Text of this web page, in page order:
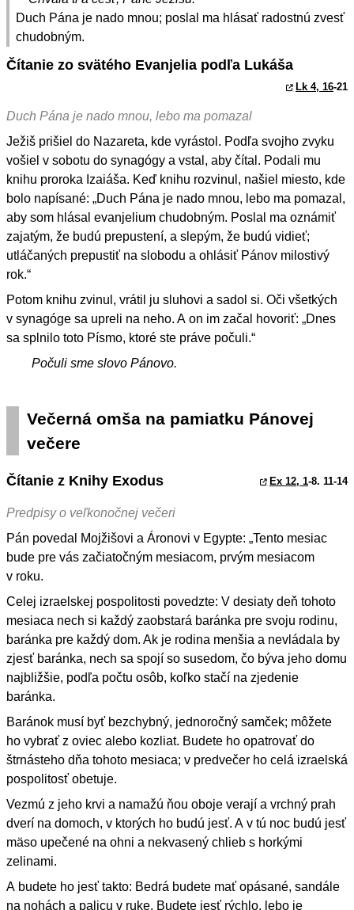
Duch Pána je nado mnou; poslal ma hlásať radostnú zvesť
chudobným.
Čítanie zo svätého Evanjelia podľa Lukáša
Lk 4, 16-21
Duch Pána je nado mnou, lebo ma pomazal
Ježiš prišiel do Nazareta, kde vyrástol. Podľa svojho zvyku
vošiel v sobotu do synagógy a vstal, aby čítal. Podali mu
knihu proroka Izaiáša. Keď knihu rozvinul, našiel miesto, kde
bolo napísané: „Duch Pána je nado mnou, lebo ma pomazal,
aby som hlásal evanjelium chudobným. Poslal ma oznámiť
zajatým, že budú prepustení, a slepým, že budú vidieť;
utláčaných prepustiť na slobodu a ohlásiť Pánov milostivý
rok.“
Potom knihu zvinul, vrátil ju sluhovi a sadol si. Oči všetkých
v synagóge sa upreli na neho. A on im začal hovoriť: „Dnes
sa splnilo toto Písmo, ktoré ste práve počuli.“
Počuli sme slovo Pánovo.
Večerná omša na pamiatku Pánovej
večere
Čítanie z Knihy Exodus Ex 12, 1-8. 11-14
Predpisy o veľkonočnej večeri
Pán povedal Mojžišovi a Áronovi v Egypte: „Tento mesiac
bude pre vás začiatočným mesiacom, prvým mesiacom
v roku.
Celej izraelskej pospolitosti povedzte: V desiaty deň tohoto
mesiaca nech si každý zaobstará baránka pre svoju rodinu,
baránka pre každý dom. Ak je rodina menšia a nevládala by
zjesť baránka, nech sa spojí so susedom, čo býva jeho domu
najbližšie, podľa počtu osôb, koľko stačí na zjedenie
baránka.
Baránok musí byť bezchybný, jednoročný samček; môžete
ho vybrať z oviec alebo kozliat. Budete ho opatrovať do
štrnásteho dňa tohoto mesiaca; v predvečer ho celá izraelská
pospolitosť obetuje.
Vezmú z jeho krvi a namažú ňou oboje verají a vrchný prah
dverí na domoch, v ktorých ho budú jesť. A v tú noc budú jesť
mäso upečené na ohni a nekvasený chlieb s horkými
zelinami.
A budete ho jesť takto: Bedrá budete mať opásané, sandále
na nohách a palicu v ruke. Budete jesť rýchlo, lebo je